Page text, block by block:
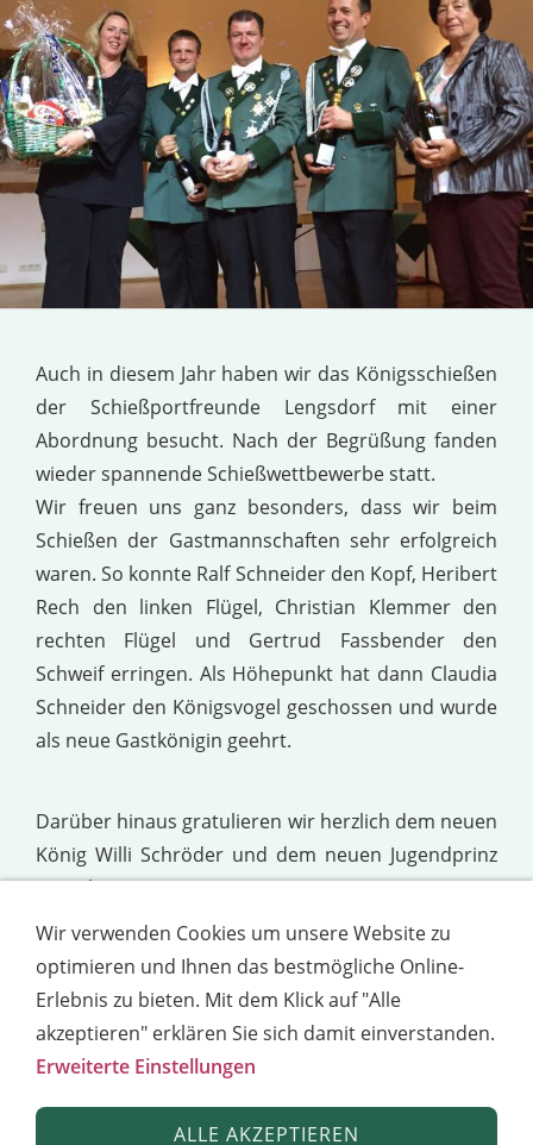
Auch in diesem Jahr haben wir das Königsschießen
der Schießportfreunde Lengsdorf mit einer
Abordnung besucht. Nach der Begrüßung fanden
wieder spannende Schießwettbewerbe statt.
Wir freuen uns ganz besonders, dass wir beim
Schießen der Gastmannschaften sehr erfolgreich
waren. So konnte Ralf Schneider den Kopf, Heribert
Rech den linken Flügel, Christian Klemmer den
rechten Flügel und Gertrud Fassbender den
Schweif erringen. Als Höhepunkt hat dann Claudia
Schneider den Königsvogel geschossen und wurde
als neue Gastkönigin geehrt.
Darüber hinaus gratulieren wir herzlich dem neuen
König Willi Schröder und dem neuen Jugendprinz
Daniel Wagner.
Es war wieder ein schöner Abend mit guter
Unterhaltung.
Wir verwenden Cookies um unsere Website zu
optimieren und Ihnen das bestmögliche Online-
Erlebnis zu bieten. Mit dem Klick auf "Alle
akzeptieren" erklären Sie sich damit einverstanden.
Erweiterte Einstellungen
ALLE AKZEPTIEREN